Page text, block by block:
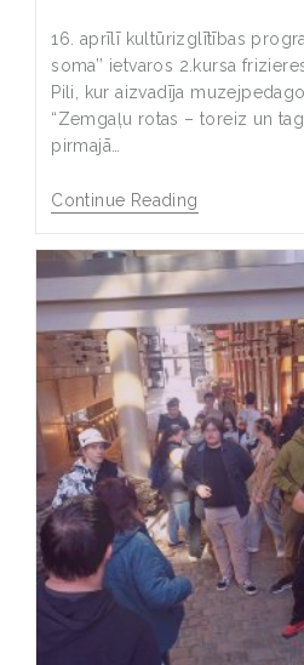
16. aprīlī kultūrizglītības
soma’’ ietvaros 2.kursa
Pili, kur aizvadīja
“Zemgaļu rotas – toreiz un
pirmajā…
Continue Reading